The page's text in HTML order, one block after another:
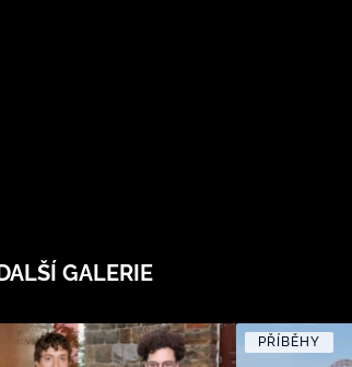
GALERIE
PŘÍBĚHY